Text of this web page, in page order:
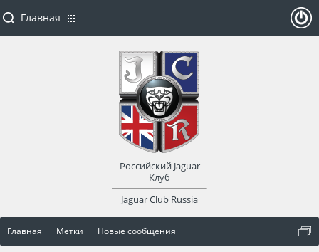
Главная Метки Новые сообщения
Главная
Российский Jaguar
Клуб
Jaguar Club Russia
оват